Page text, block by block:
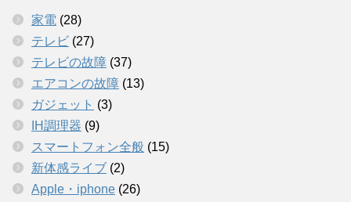
家電 (28)
テレビ (27)
テレビの故障 (37)
エアコンの故障 (13)
ガジェット (3)
IH調理器 (9)
スマートフォン全般 (15)
新体感ライブ (2)
Apple・iphone (26)